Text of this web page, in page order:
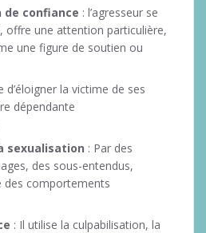
de confiance : l’agresseur se
offre une attention particulière,
une figure de soutien ou
d’éloigner la victime de ses
dépendante
sexualisation : Par des
des sous-entendus,
des comportements
: Il utilise la culpabilisation, la